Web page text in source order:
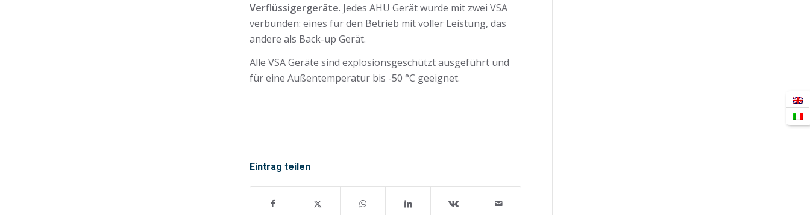
Verflüssigergeräte. Jedes AHU Gerät wurde mit zwei VSA
verbunden: eines für den Betrieb mit voller Leistung, das
andere als Back-up Gerät.
Alle VSA Geräte sind explosionsgeschützt ausgeführt und
für eine Außentemperatur bis -50 °C geeignet.
Eintrag teilen